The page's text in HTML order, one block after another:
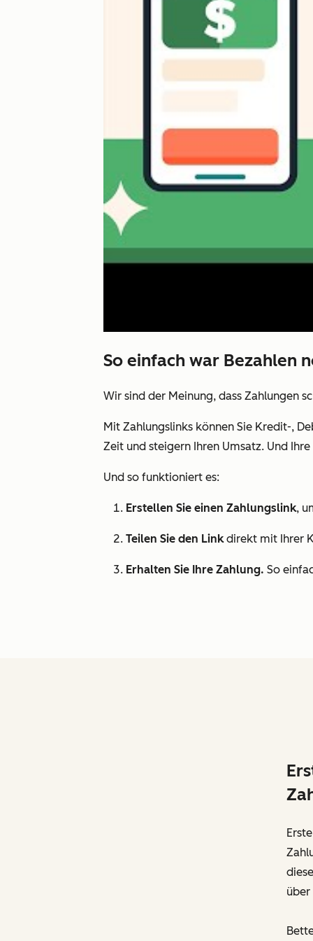
So einfach war Bezahlen
Wir sind der Meinung, dass Zahlungen
Mit Zahlungslinks können Sie Kredit-,
Zeit und steigern Ihren Umsatz. Und
Und so funktioniert es:
Erstellen Sie einen Zahlungslink,
Teilen Sie den Linkdirekt mit Ihrer
Erhalten Sie Ihre Zahlung. So
über